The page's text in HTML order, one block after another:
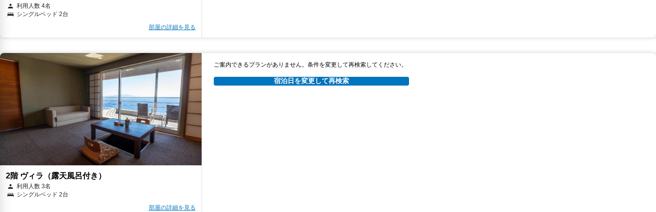
利用人数 4名
シングルベッド 2台
部屋の詳細を見る
2階 ヴィラ（露天風呂付き）
利用人数 3名
シングルベッド 2台
部屋の詳細を見る
ご案内できるプランがありません。条件を変更して再検索してください。
宿泊日を変更して再検索